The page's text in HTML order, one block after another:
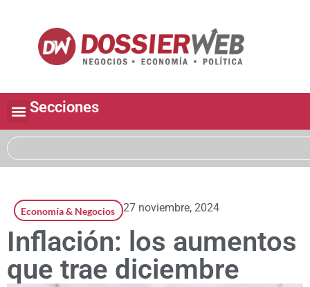
Secciones
Economía & Negocios 27 noviembre, 2024
Inflación: los aumentos
que trae diciembre